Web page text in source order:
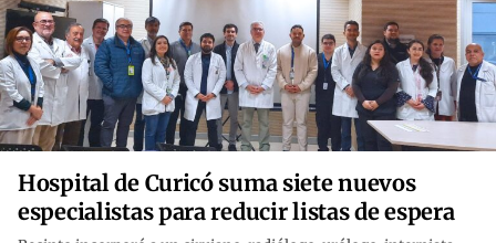
Hospital de Curicó suma siete nuevos
especialistas para reducir listas de espera